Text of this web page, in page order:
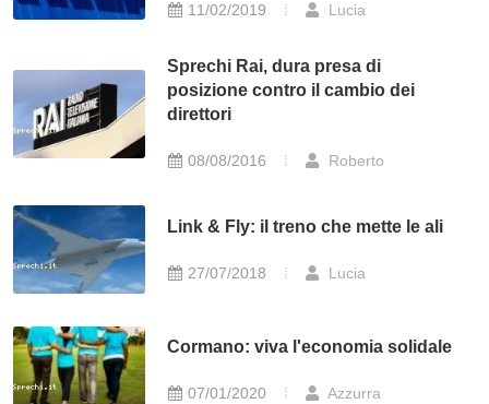
11/02/2019 Lucia
Sprechi Rai, dura presa di
posizione contro il cambio dei
direttori
08/08/2016 Roberto
Link & Fly: il treno che mette le ali
27/07/2018 Lucia
Cormano: viva l'economia solidale
07/01/2020 Azzurra